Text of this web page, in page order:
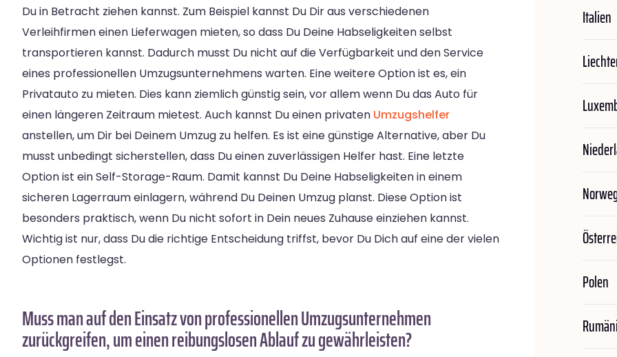
Du in Betracht ziehen kannst. Zum Beispiel kannst Du Dir aus verschiedenen
Verleihfirmen einen Lieferwagen mieten, so dass Du Deine Habseligkeiten selbst
transportieren kannst. Dadurch musst Du nicht auf die Verfügbarkeit und den Service
eines professionellen Umzugsunternehmens warten. Eine weitere Option ist es, ein
Privatauto zu mieten. Dies kann ziemlich günstig sein, vor allem wenn Du das Auto für
einen längeren Zeitraum mietest. Auch kannst Du einen privaten Umzugshelfer
anstellen, um Dir bei Deinem Umzug zu helfen. Es ist eine günstige Alternative, aber Du
musst unbedingt sicherstellen, dass Du einen zuverlässigen Helfer hast. Eine letzte
Option ist ein Self-Storage-Raum. Damit kannst Du Deine Habseligkeiten in einem
sicheren Lagerraum einlagern, während Du Deinen Umzug planst. Diese Option ist
besonders praktisch, wenn Du nicht sofort in Dein neues Zuhause einziehen kannst.
Wichtig ist nur, dass Du die richtige Entscheidung triffst, bevor Du Dich auf eine der vielen
Optionen festlegst.
Muss man auf den Einsatz von professionellen Umzugsunternehmen
zurückgreifen, um einen reibungslosen Ablauf zu gewährleisten?
Italien
Polen